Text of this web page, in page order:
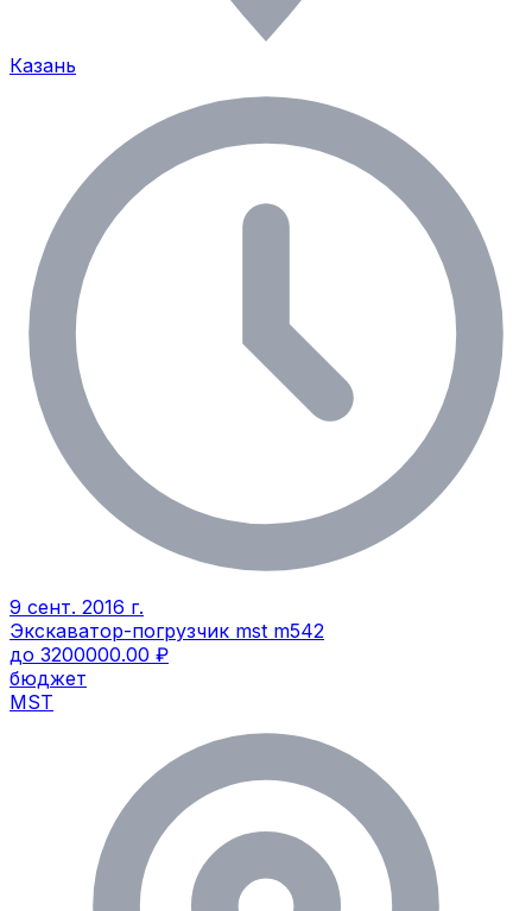
Казань
9 сент. 2016 г.
Экскаватор-погрузчик mst m542
до 3200000.00 ₽
бюджет
MST